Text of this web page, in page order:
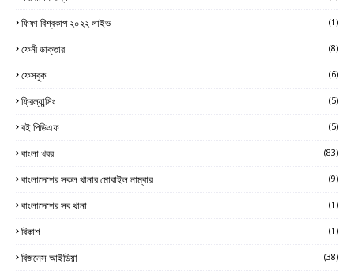
ফিফা বিশ্বকাপ ২০২২ লাইভ (1)
ফেনী ডাক্তার (8)
ফেসবুক (6)
ফ্রিল্যান্সিং (5)
বই পিডিএফ (5)
বাংলা খবর (83)
বাংলাদেশের সকল থানার মোবাইল নাম্বার (9)
বাংলাদেশের সব থানা (1)
বিকাশ (1)
বিজনেস আইডিয়া (38)